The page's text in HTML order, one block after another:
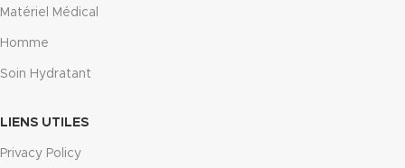
Matériel Médical
Homme
Soin Hydratant
LIENS UTILES
Privacy Policy